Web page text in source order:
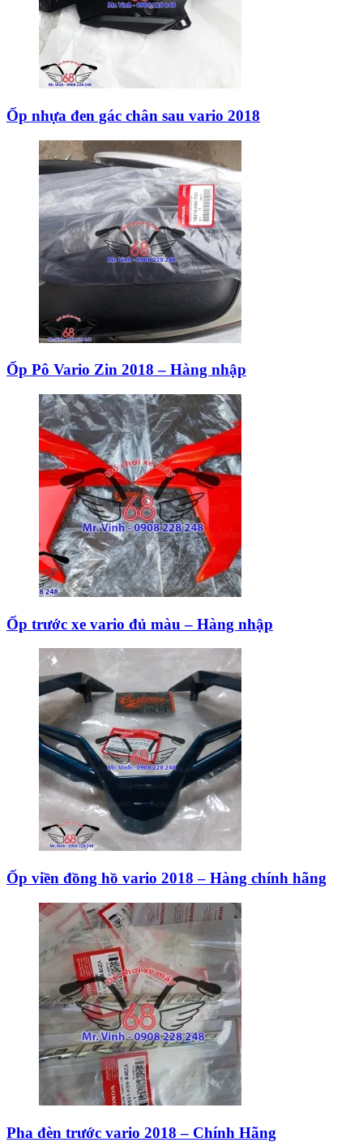
Ốp nhựa đen gác chân sau vario 2018
Ốp Pô Vario Zin 2018 – Hàng nhập
Ốp trước xe vario đủ màu – Hàng nhập
Ốp viền đồng hồ vario 2018 – Hàng chính hãng
Pha đèn trước vario 2018 – Chính Hãng